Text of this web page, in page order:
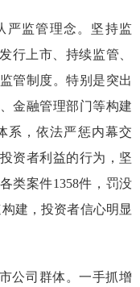
严监管理念。坚持监
行上市、持续监管、
管制度。特别是突出
金融管理部门等构建
系 ，依法严惩内幕交
资者利益的行为 ，坚
各类案件1358件，罚没
建，投资者信心明显
公司群体。一手抓增